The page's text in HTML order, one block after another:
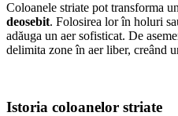
Coloanele striate pot transforma
deosebit. Folosirea lor în holuri
adăuga un aer sofisticat. De
delimita zone în aer liber, creând
Istoria coloanelor striate